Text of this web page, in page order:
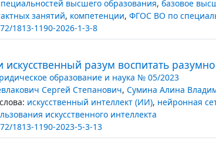
высшего образования, базовое
занятий, компетенции, ФГОС ВО по
1813-1190-2026-1-3-8
разум воспитать
образование и наука № 05/2023
Сергей Степанович, Сумина Алина
искусственный интеллект (ИИ), нейронная
искусственного интеллекта
1813-1190-2023-5-3-13